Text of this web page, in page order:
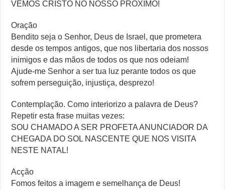
VÊMOS CRISTO NO NOSSO PRÓXIMO!
Oração
Bendito seja o Senhor, Deus de Israel, que prometera
desde os tempos antigos, que nos libertaria dos nossos
inimigos e das mãos de todos os que nos odeiam!
Ajude-me Senhor a ser tua luz perante todos os que
sofrem perseguição, injustiça, desprezo!
Contemplação. Como interiorizo a palavra de Deus?
Repetir esta frase muitas vezes:
SOU CHAMADO A SER PROFETA ANUNCIADOR DA
CHEGADA DO SOL NASCENTE QUE NOS VISITA
NESTE NATAL!
Acção
Fomos feitos a imagem e semelhança de Deus!